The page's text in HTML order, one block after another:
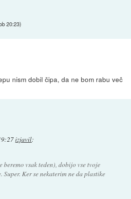
20:23)
nism dobil čipa, da ne bom rabu več
izjavil:
beremo vsak teden), dobijo vse tvoje
Super. Ker se nekaterim ne da plastike